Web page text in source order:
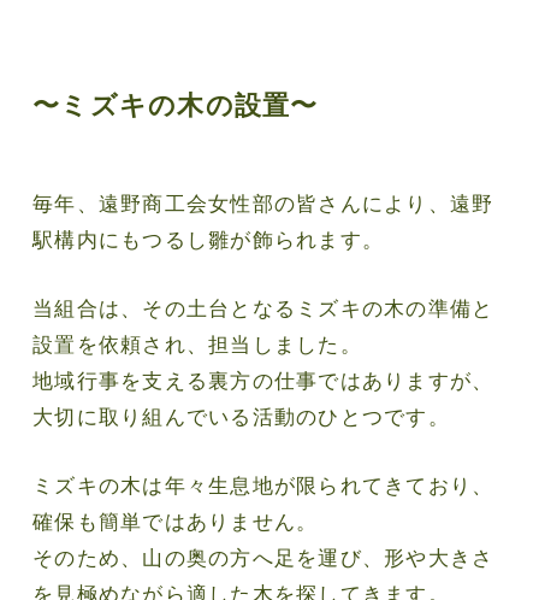
〜ミズキの木の設置〜
毎年、遠野商工会女性部の皆さんにより、遠野
駅構内にもつるし雛が飾られます。
当組合は、その土台となるミズキの木の準備と
設置を依頼され、担当しました。
地域行事を支える裏方の仕事ではありますが、
大切に取り組んでいる活動のひとつです。
ミズキの木は年々生息地が限られてきており、
確保も簡単ではありません。
そのため、山の奥の方へ足を運び、形や大きさ
を見極めながら適した木を探してきます。